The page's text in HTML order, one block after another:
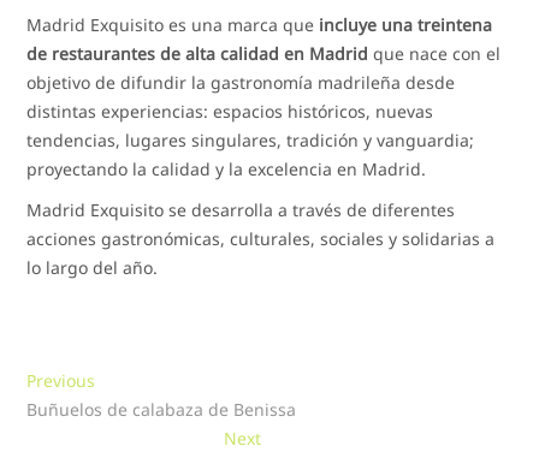
Madrid Exquisito es una marca que incluye una treintena
de restaurantes de alta calidad en Madrid que nace con el
objetivo de difundir la gastronomía madrileña desde
distintas experiencias: espacios históricos, nuevas
tendencias, lugares singulares, tradición y vanguardia;
proyectando la calidad y la excelencia en Madrid.
Madrid Exquisito se desarrolla a través de diferentes
acciones gastronómicas, culturales, sociales y solidarias a
lo largo del año.
Navegación
de
Previous
post:
Buñuelos de calabaza de Benissa
NextNext